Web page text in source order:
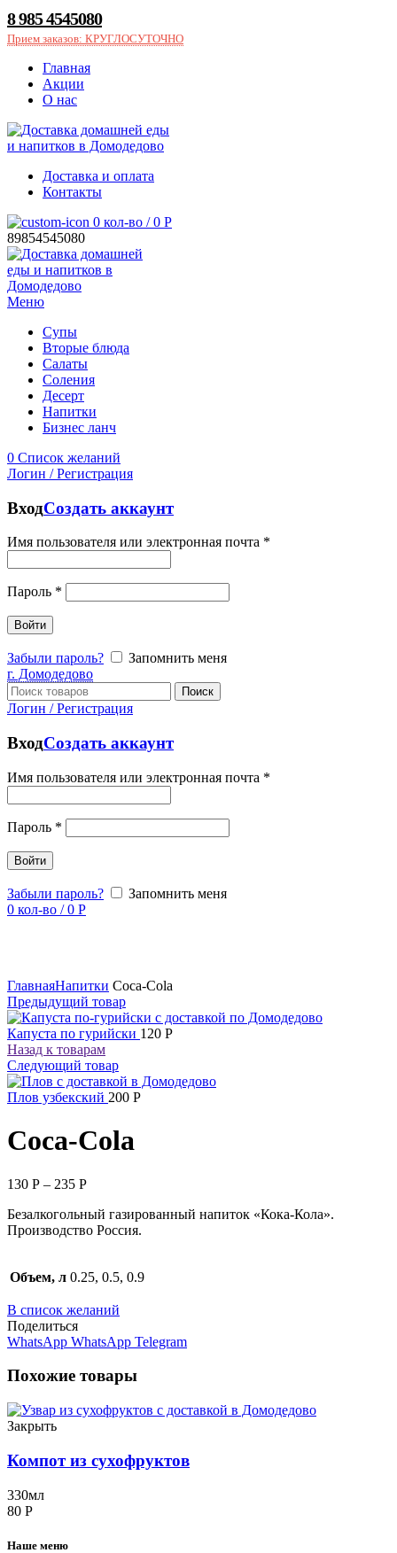
8 985 4545080
Прием заказов: КРУГЛОСУТОЧНО
Главная
Акции
О нас
Доставка и оплата
Контакты
0 кол-во / 0 Р
89854545080
Меню
Супы
Вторые блюда
Салаты
Соления
Десерт
Напитки
Бизнес ланч
0 Список желаний
Логин / Регистрация
ВходСоздать аккаунт
Имя пользователя или электронная почта *
Пароль *
Войти
Забыли пароль?
Запомнить меня
г. Домодедово
Поиск
Логин / Регистрация
ВходСоздать аккаунт
Имя пользователя или электронная почта *
Пароль *
Войти
Забыли пароль?
Запомнить меня
0 кол-во / 0 Р
ГлавнаяНапитки Coca-Cola
Предыдущий товар
Капуста по гурийски 120 Р
Назад к товарам
Следующий товар
Плов узбекский 200 Р
Coca-Cola
130 Р – 235 Р
Безалкогольный газированный напиток «Кока-Кола».
Производство Россия.
Объем, л 0.25, 0.5, 0.9
В список желаний
Поделиться
WhatsApp WhatsApp Telegram
Похожие товары
Закрыть
Компот из сухофруктов
330мл
80 Р
Наше меню